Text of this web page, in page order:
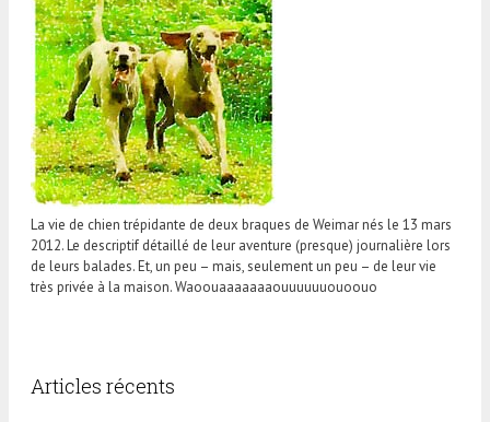
La vie de chien trépidante de deux braques de Weimar nés le 13 mars
2012. Le descriptif détaillé de leur aventure (presque) journalière lors
de leurs balades. Et, un peu – mais, seulement un peu – de leur vie
très privée à la maison. Waoouaaaaaaaouuuuuuouoouo
Articles récents